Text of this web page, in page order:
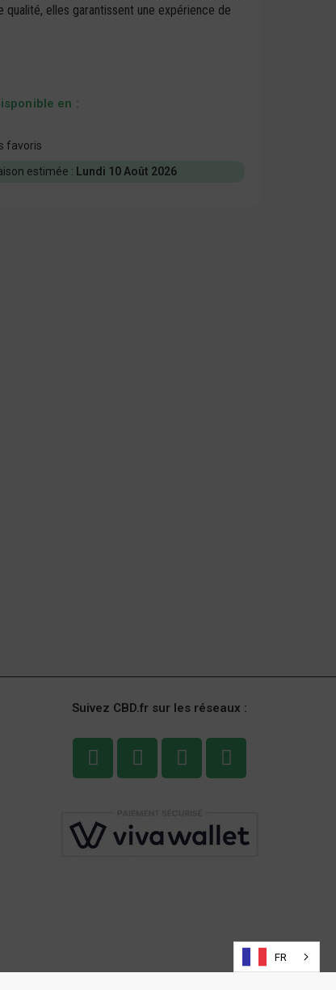
qualité, elles garantissent une expérience de
en :
favoris
estimée : Lundi 10 Août 2026
Suivez CBD.fr sur les réseaux :
FR